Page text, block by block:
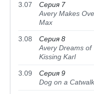
3.07
Серия 7
Avery Makes
Max
3.08
Серия 8
Avery Dreams of
Kissing Karl
3.09
Серия 9
Dog on a Catwalk